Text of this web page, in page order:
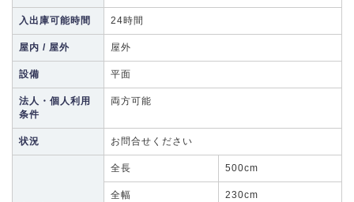
入出庫可能時間 24時間
屋内 / 屋外 屋外
設備 平面
法人・個人利用
条件
両方可能
状況 お問合せください
全長 500cm
全幅 230cm